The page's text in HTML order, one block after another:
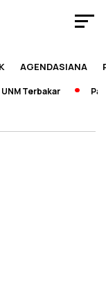
AGENDASIANA
Terbakar